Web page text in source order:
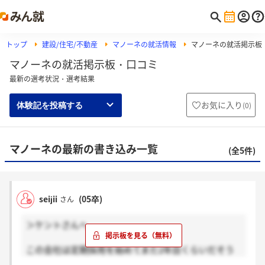
トップ 建設/住宅/不動産 マノーネの就活情報 マノーネの就活掲示板
マノーネの就活掲示板・口コミ
最新の選考状況・選考結果
体験記を投稿する お気に入り (0)
マノーネの最新の書き込み一覧 (全5件)
seijii さん (05卒)
＞ケントさんへ
この会社は定期採用を始めてまだ2年目くらいだそう